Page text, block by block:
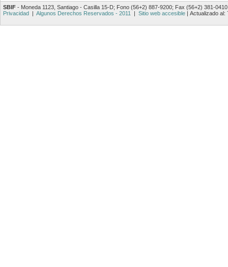
SBIF - Moneda 1123, Santiago - Casilla 15-D; Fono (56+2) 887-9200; Fax (56+2) 381-0410
Privacidad | Algunos Derechos Reservados - 2011 | Sitio web accesible | Actualizado al: